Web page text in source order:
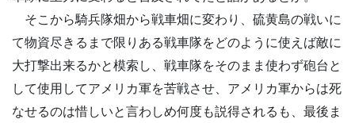
そこから騎兵隊畑から戦車畑に変わり、硫黄島の戦いに
て物資尽きるまで限りある戦車隊をどのように使えば敵に
大打撃出来るかと模索し、戦車隊をそのまま使わず砲台と
して使用してアメリカ軍を苦戦させ、アメリカ軍からは死
なせるのは惜しいと言わしめ何度も説得されるも、最後ま